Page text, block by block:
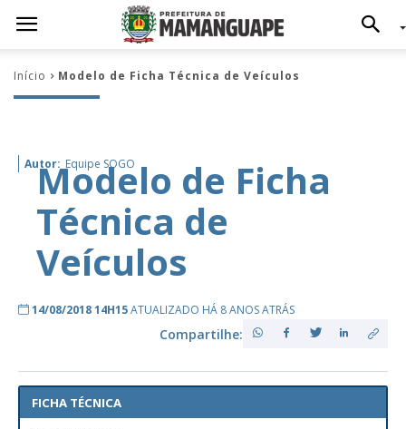
Início Modelo de Ficha Técnica de Veículos
Autor: Equipe SOGO
Modelo de Ficha
Técnica de
Veículos
14/08/2018 14H15ATUALIZADO HÁ 8 ANOS ATRÁS
Compartilhe:
FICHA TÉCNICA